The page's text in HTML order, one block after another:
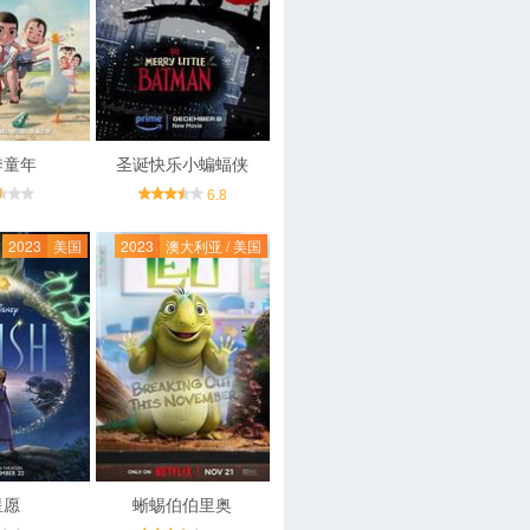
年 圣诞快乐小蝙蝠侠
6.8
2023 美国 2023 澳大利亚 / 美国
蜥蜴伯伯里奥